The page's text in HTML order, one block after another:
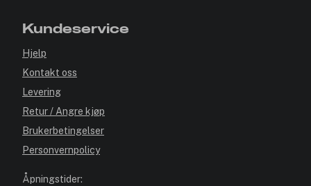
Kundeservice
Hjelp
Kontakt oss
Levering
Retur / Angre kjøp
Brukerbetingelser
Personvernpolicy
Åpningstider: